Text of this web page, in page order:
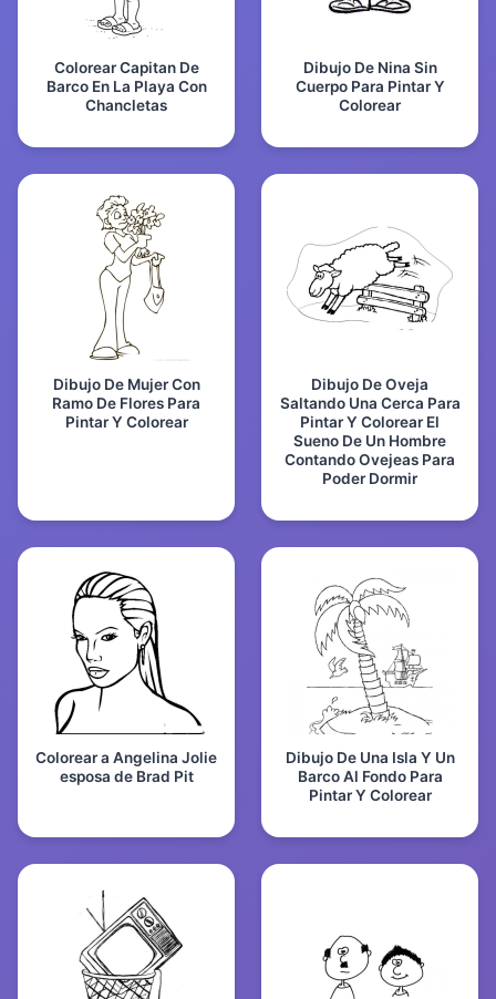
Colorear Capitan De
Barco En La Playa Con
Chancletas
Dibujo De Nina Sin
Cuerpo Para Pintar Y
Colorear
Dibujo De Mujer Con
Ramo De Flores Para
Pintar Y Colorear
Dibujo De Oveja
Saltando Una Cerca Para
Pintar Y Colorear El
Sueno De Un Hombre
Contando Ovejeas Para
Poder Dormir
Colorear a Angelina Jolie
esposa de Brad Pit
Dibujo De Una Isla Y Un
Barco Al Fondo Para
Pintar Y Colorear